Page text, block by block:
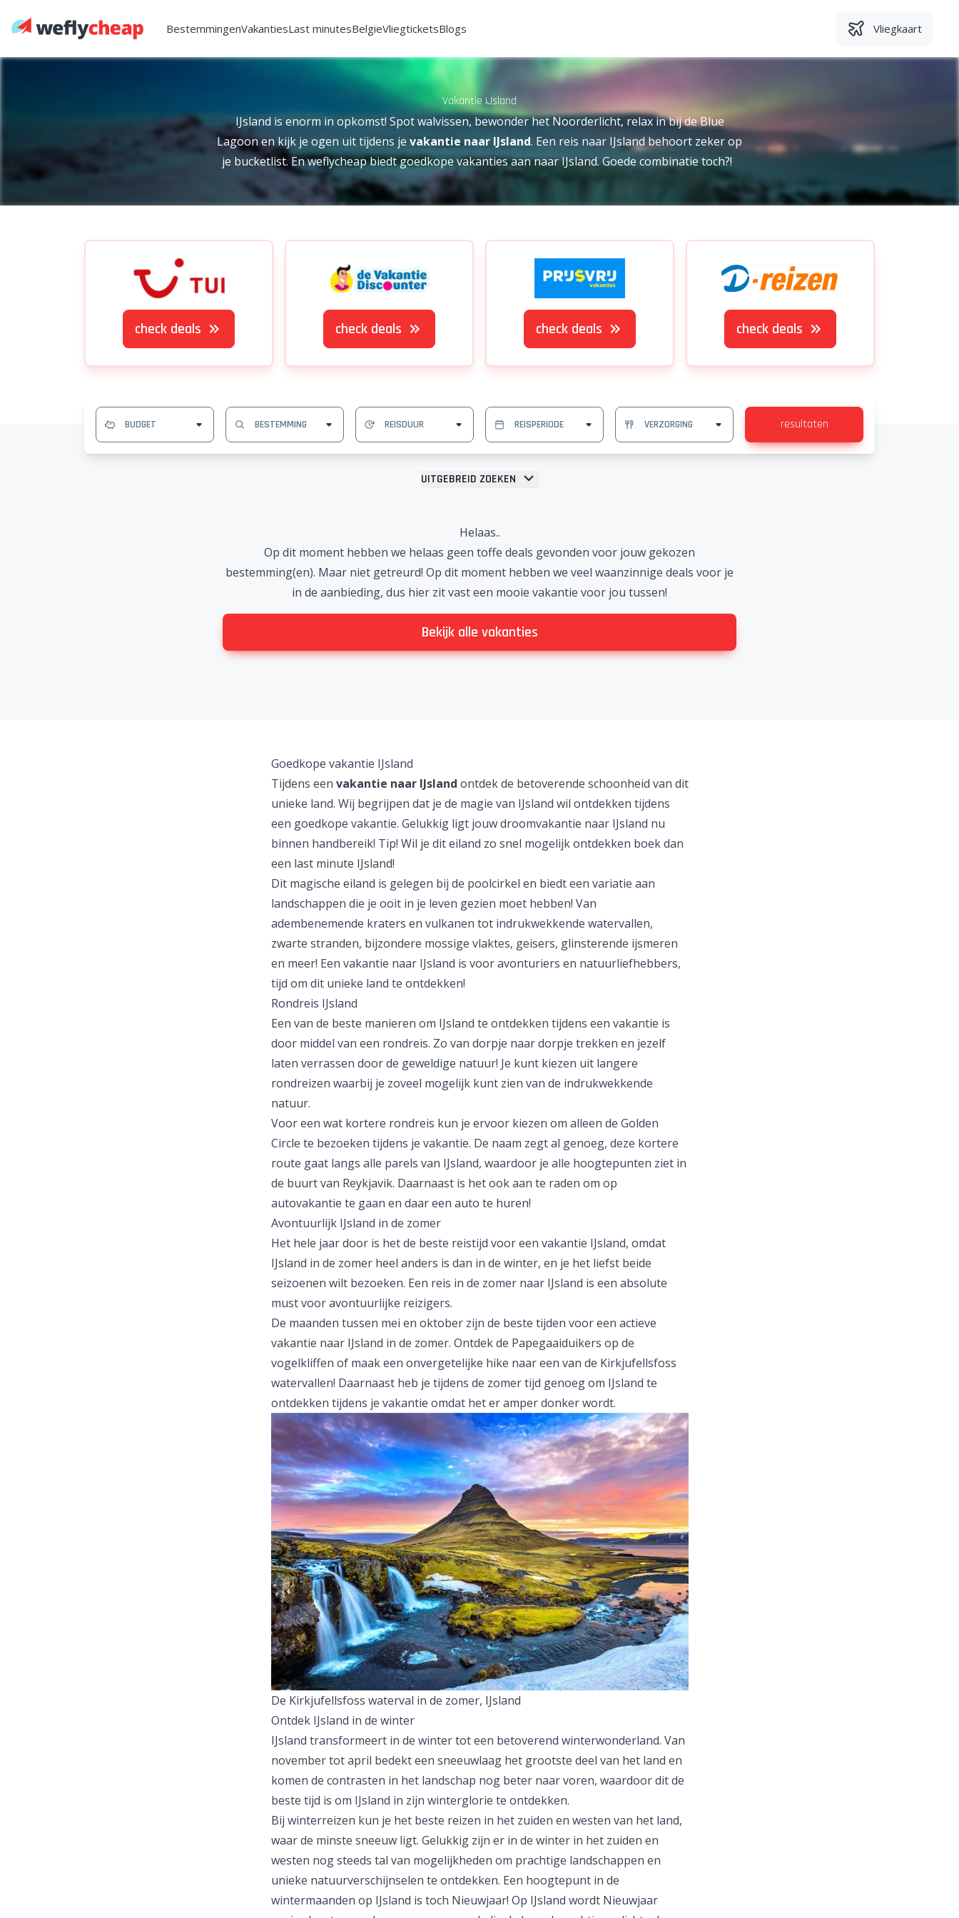
BestemmingenVakantiesLast minutesBelgieVliegticketsBlogs Vliegkaart
Vakantie IJsland
IJsland is enorm in opkomst! Spot walvissen, bewonder het Noorderlicht, relax in bij de Blue
Lagoon en kijk je ogen uit tijdens je vakantie naar IJsland. Een reis naar IJsland behoort zeker op
je bucketlist. En weflycheap biedt goedkope vakanties aan naar IJsland. Goede combinatie toch?!
check deals check deals check deals check deals
resultaten
UITGEBREID ZOEKEN
Helaas..
Op dit moment hebben we helaas geen toffe deals gevonden voor jouw gekozen
bestemming(en). Maar niet getreurd! Op dit moment hebben we veel waanzinnige deals voor je
in de aanbieding, dus hier zit vast een mooie vakantie voor jou tussen!
Bekijk alle vakanties
Goedkope vakantie IJsland
Tijdens een vakantie naar IJsland ontdek de betoverende schoonheid van dit
unieke land. Wij begrijpen dat je de magie van IJsland wil ontdekken tijdens
een goedkope vakantie. Gelukkig ligt jouwdroomvakantie naar IJsland nu
binnen handbereik! Tip! Wil je dit eiland zo snel mogelijk ontdekken boek dan
een last minute IJsland!
Dit magische eiland is gelegen bij de poolcirkel en biedt een variatie aan
landschappen die je ooit in je leven gezien moet hebben! Van
adembenemende kraters en vulkanen tot indrukwekkende watervallen,
zwarte stranden, bijzondere mossige vlaktes, geisers, glinsterende ijsmeren
en meer! Een vakantie naar IJsland is voor avonturiers en natuurliefhebbers,
tijd om dit unieke land te ontdekken!
Rondreis IJsland
Een van de beste manieren om IJsland te ontdekken tijdens een vakantie is
door middel van een rondreis. Zo van dorpje naar dorpje trekken en jezelf
laten verrassen door de geweldige natuur! Je kunt kiezen uit langere
rondreizen waarbij je zoveel mogelijk kunt zien van de indrukwekkende
natuur.
Voor een wat kortere rondreis kun je ervoor kiezen om alleen de Golden
Circle te bezoeken tijdens je vakantie. De naam zegt al genoeg, deze kortere
route gaat langs alle parels van IJsland, waardoor je alle hoogtepunten ziet in
de buurt van Reykjavik. Daarnaast is het ook aan te raden om op
autovakantie te gaan en daar een auto te huren!
Avontuurlijk IJsland in de zomer
Het hele jaar door is het de beste reistijd voor een vakantie IJsland, omdat
IJsland in de zomer heel anders is dan in de winter, en je het liefst beide
seizoenen wilt bezoeken. Een reis in de zomer naar IJsland is een absolute
must voor avontuurlijke reizigers.
De maanden tussen mei en oktober zijn de beste tijden voor een actieve
vakantie naar IJsland in de zomer. Ontdek de Papegaaiduikers op de
vogelkliffen of maak een onvergetelijke hike naar een van de Kirkjufellsfoss
watervallen! Daarnaast heb je tijdens de zomer tijd genoeg om IJsland te
ontdekken tijdens je vakantie omdat het er amper donker wordt.
De Kirkjufellsfoss waterval in de zomer, IJsland
Ontdek IJsland in de winter
IJsland transformeert in de winter tot een betoverend winterwonderland. Van
november tot april bedekt een sneeuwlaag het grootste deel van het land en
komen de contrasten in het landschap nog beter naar voren, waardoor dit de
beste tijd is om IJsland in zijn winterglorie te ontdekken.
Bij winterreizen kun je het beste reizen in het zuiden en westen van het land,
waar de minste sneeuw ligt. Gelukkig zijn er in de winter in het zuiden en
westen nog steeds tal van mogelijkheden om prachtige landschappen en
unieke natuurverschijnselen te ontdekken. Een hoogtepunt in de
wintermaanden op IJsland is toch Nieuwjaar! Op IJsland wordt Nieuwjaar